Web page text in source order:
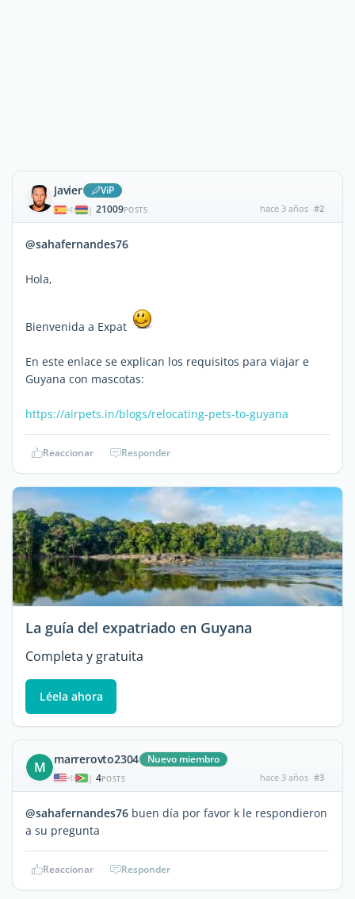
Javier ViP
| 21009POSTS hace 3 años #2
@sahafernandes76
Hola,
Bienvenida a Expat
En este enlace se explican los requisitos para viajar e
Guyana con mascotas:
https://airpets.in/blogs/relocating-pets-to-guyana
Reaccionar Responder
La guía del expatriado en Guyana
Completa y gratuita
Léela ahora
M marrerovto2304 Nuevo miembro
| 4POSTS hace 3 años #3
@sahafernandes76 buen día por favor k le respondieron
a su pregunta
Reaccionar Responder